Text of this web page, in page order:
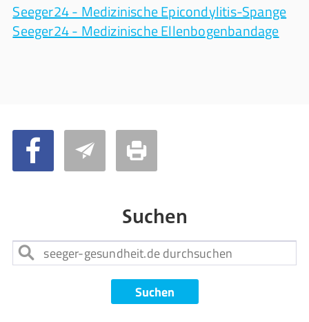
Seeger24 - Medizinische Epicondylitis-Spange
Seeger24 - Medizinische Ellenbogenbandage
Suchen
Suchen